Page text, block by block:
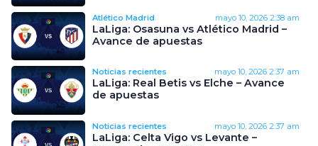
Atlético Madrid mayo 10, 2026 2:38 am
LaLiga: Osasuna vs Atlético Madrid –
Avance de apuestas
Noticias recientes mayo 10, 2026 2:37 am
LaLiga: Real Betis vs Elche – Avance
de apuestas
Noticias recientes mayo 10, 2026 2:37 am
LaLiga: Celta Vigo vs Levante –